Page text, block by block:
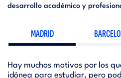
desarrollo académico y
MADRID
Hay muchos motivos por los
idónea para estudiar, pero